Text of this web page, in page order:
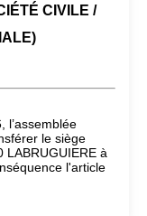
CIVILE /
l’assemblée
le siège
à
l'article